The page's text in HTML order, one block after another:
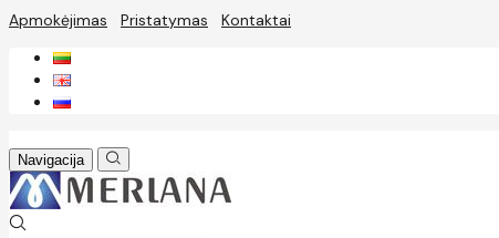
Apmokėjimas Pristatymas Kontaktai
Navigacija